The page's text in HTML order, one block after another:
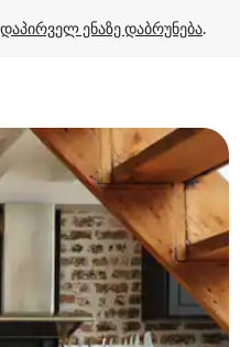
ენაზე დაბრუნება.